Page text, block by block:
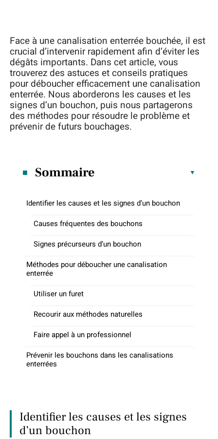
Face à une canalisation enterrée bouchée, il est
crucial d’intervenir rapidement afin d’éviter les
dégâts importants. Dans cet article, vous
trouverez des astuces et conseils pratiques
pour déboucher efficacement une canalisation
enterrée. Nous aborderons les causes et les
signes d’un bouchon, puis nous partagerons
des méthodes pour résoudre le problème et
prévenir de futurs bouchages.
Sommaire
Identifier les causes et les signes d’un bouchon
Causes fréquentes des bouchons
Signes précurseurs d’un bouchon
Méthodes pour déboucher une canalisation
enterrée
Utiliser un furet
Recourir aux méthodes naturelles
Faire appel à un professionnel
Prévenir les bouchons dans les canalisations
enterrées
Identifier les causes et les signes
d’un bouchon